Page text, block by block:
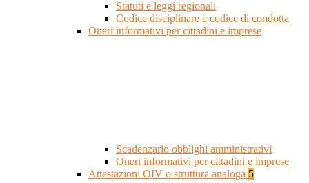
Statuti e leggi regionali
Codice disciplinare e codice di condotta
Oneri informativi per cittadini e imprese
Scadenzario obblighi amministrativi
Oneri informativi per cittadini e imprese
Attestazioni OIV o struttura analoga 5